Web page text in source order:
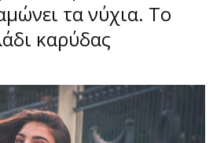
τα νύχια. Το
καρύδας